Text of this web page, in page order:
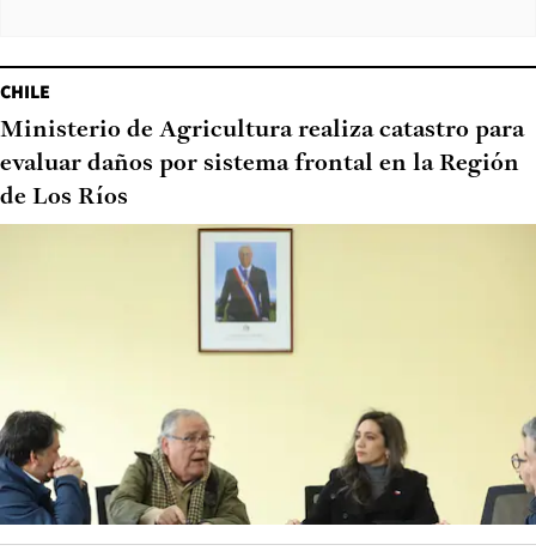
CHILE
Ministerio de Agricultura realiza catastro para
evaluar daños por sistema frontal en la Región
de Los Ríos